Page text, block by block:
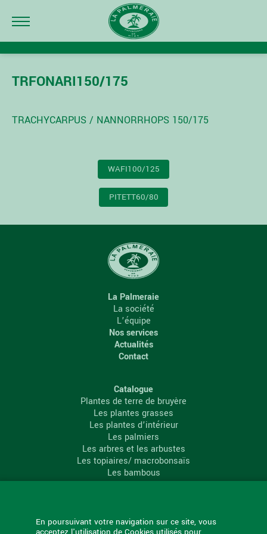
En poursuivant votre navigation sur ce site, vous
TRFONARI150/175
TRACHYCARPUS / NANNORRHOPS 150/175
WAFI100/125
PITETT60/80
La Palmeraie
La société
L’équipe
Nos services
Actualités
Contact
Catalogue
Plantes de terre de bruyère
Les plantes grasses
Les plantes d’intérieur
Les palmiers
Les arbres et les arbustes
Les topiaires/ macrobonsaïs
Les bambous
Les conifères
La Palmeraie